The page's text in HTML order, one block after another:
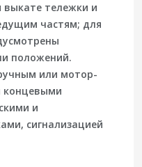
тележки и
частям; для
положений.
или мотор-
концевыми
и
сигнализацией